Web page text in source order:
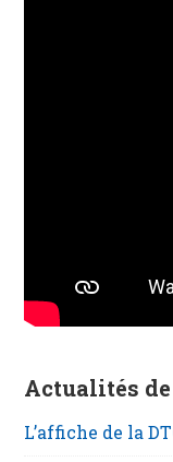
Actualités de
L’affiche de la